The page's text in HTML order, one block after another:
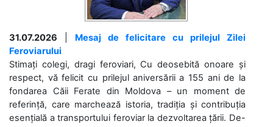
31.07.2026
Mesaj de felicitare cu prilejul Zilei
Feroviarului
Stimați colegi, dragi feroviari, Cu deosebită onoare și
respect, vă felicit cu prilejul aniversării a 155 ani de la
fondarea Căii Ferate din Moldova – un moment de
referință, care marchează istoria, tradiția și contribuția
esențială a transportului feroviar la dezvoltarea țării. De-